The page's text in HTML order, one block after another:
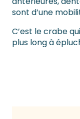
sont d’une
C’est le crabe
plus long à